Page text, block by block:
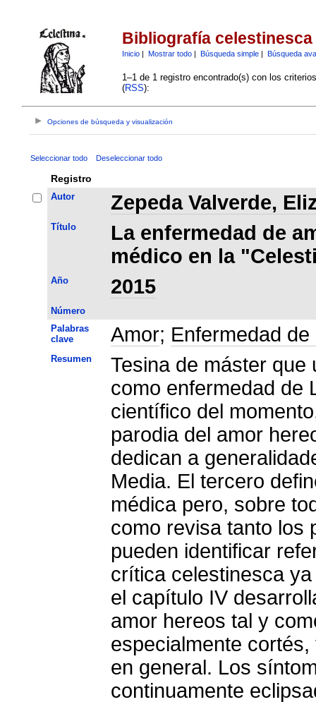
Bibliografía celestinesca
Inicio| Mostrar todo| Búsqueda simple| Búsqueda
1–1 de 1 registro encontrado(s) con los
(RSS):
Opciones de búsqueda y visualización
Seleccionar todo Deseleccionar todo
Registro
Autor Zepeda Valverde,
Título
La enfermedad de
médico en la
Año 2015
Número
Palabras
clave
Amor; Enfermedad de
Resumen
Tesina de máster que
como enfermedad de
científico del
parodia del amor
dedican a
Media. El tercero
médica pero, sobre
como revisa tanto los
pueden identificar
crítica celestinesca
el capítulo IV
amor hereos tal y
especialmente
en general. Los
continuamente